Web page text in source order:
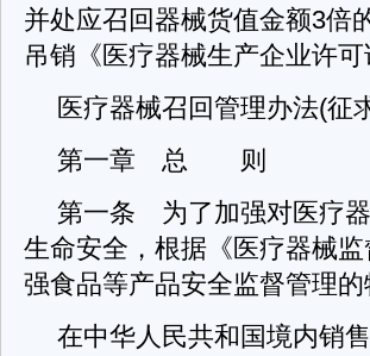
并处应召回器械货值金额3倍
吊销《医疗器械生产企业许可
医疗器械召回管理办法(征
第一章 总 则
第一条 为了加强对医疗
生命安全，根据《医疗器械
强食品等产品安全监督管理
在中华人民共和国境内销